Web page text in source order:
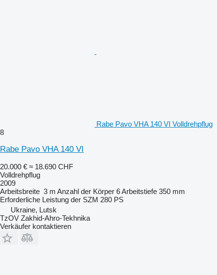
Rabe Pavo VHA 140 VI Volldrehpflug
8
Rabe Pavo VHA 140 VI
20.000 € ≈ 18.690 CHF
Volldrehpflug
2009
Arbeitsbreite 3 m Anzahl der Körper 6Arbeitstiefe 350 mm
Erforderliche Leistung der SZM 280 PS
Ukraine, Lutsk
TzOV Zakhid-Ahro-Tekhnika
Verkäufer kontaktieren